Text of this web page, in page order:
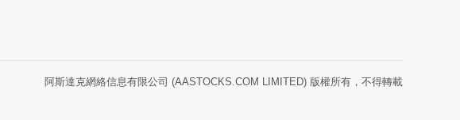
阿斯達克網絡信息有限公司 (AASTOCKS.COM LIMITED) 版權所有，不得轉載